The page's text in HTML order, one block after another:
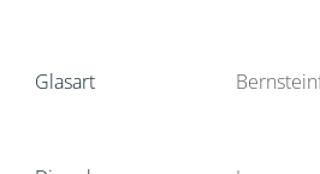
Glasart